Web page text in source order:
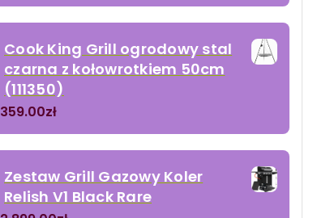
Cook King Grill ogrodowy stal
czarna z kołowrotkiem 50cm
(111350)
359.00zł
Zestaw Grill Gazowy Koler
Relish V1 Black Rare